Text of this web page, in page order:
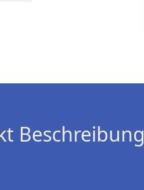
Beschreibung